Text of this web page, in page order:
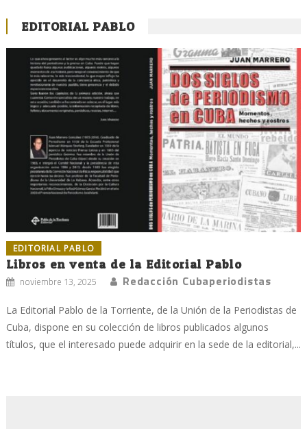
EDITORIAL PABLO
EDITORIAL PABLO
Libros en venta de la Editorial Pablo
noviembre 13, 2025 Redacción Cubaperiodistas
La Editorial Pablo de la Torriente, de la Unión de la Periodistas de
Cuba, dispone en su colección de libros publicados algunos
títulos, que el interesado puede adquirir en la sede de la editorial,...